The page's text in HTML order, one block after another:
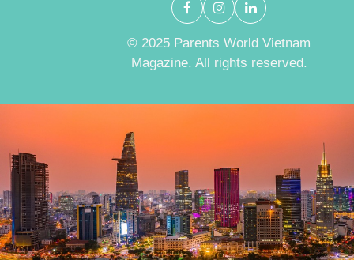
© 2025 Parents World Vietnam
Magazine. All rights reserved.